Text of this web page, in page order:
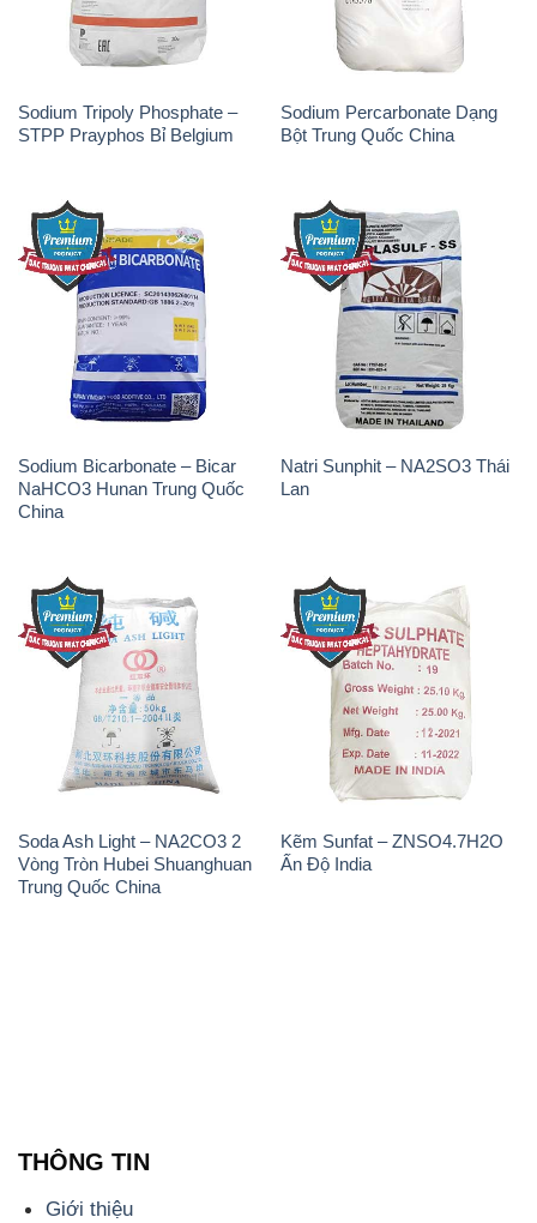
Sodium Bicarbonate – Bicar
NaHCO3 Hunan Trung Quốc
Natri Sunphit – NA2SO3 Thái
Soda Ash Light – NA2CO3 2
Vòng Tròn Hubei Shuanghuan
Trung Quốc China
Kẽm Sunfat – ZNSO4.7H2O
Ấn Độ India
Chính sách và quy định chung
Tin tức